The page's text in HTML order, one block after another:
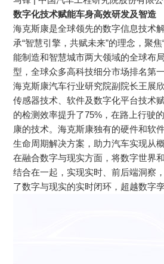
数字化技术赋能车身高效研发及智造
海克斯康是全球领先的数字信息技术
承“智慧引擎，共赋未来”的理念，聚
能制造和智慧城市两大领域的全球布
型，全球众多高科技细分市场排名第一
海克斯康汽车行业研究院副院长王展
传感器技术、软件及数字化平台技术
的检测效率提升了75%，在路上行驶
康的技术。海克斯康独有的硬件和软
生命周期解决方案，助力汽车实现从
在融合数字与现实方面，将数字世界
结合在一起，实现实时、前后端洞察
了数字与现实的实时闭环，超越数字孪